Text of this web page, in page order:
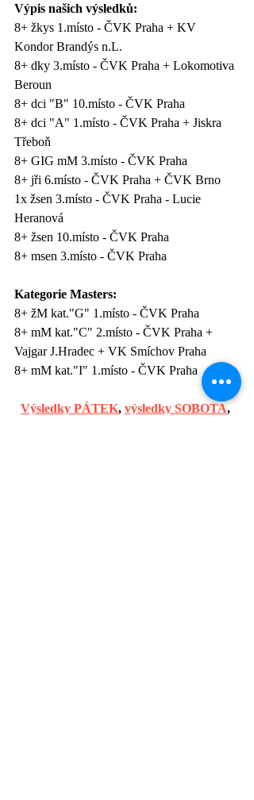
Výpis našich výsledků:
8+ žkys 1.místo - ČVK Praha + KV
Kondor Brandýs n.L.
8+ dky 3.místo - ČVK Praha + Lokomotiva
Beroun
8+ dci "B" 10.místo - ČVK Praha
8+ dci "A" 1.místo - ČVK Praha + Jiskra
Třeboň
8+ GIG mM 3.místo - ČVK Praha
8+ jři 6.místo - ČVK Praha + ČVK Brno
1x žsen 3.místo - ČVK Praha - Lucie
Heranová
8+ žsen 10.místo - ČVK Praha
8+ msen 3.místo - ČVK Praha
Kategorie Masters:
8+ žM kat."G" 1.místo - ČVK Praha
8+ mM kat."C" 2.místo - ČVK Praha +
Vajgar J.Hradec + VK Smíchov Praha
8+ mM kat."I" 1.místo - ČVK Praha
Výsledky PÁTEK, výsledky SOBOTA,